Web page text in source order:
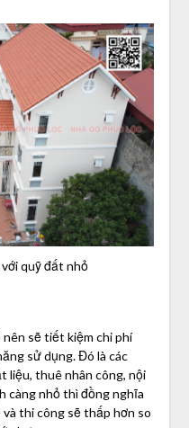
quỹ đất nhỏ
nên sẽ tiết kiệm chi phí
sử dụng. Đó là các
liệu, thuê nhân công, nội
càng nhỏ thì đồng nghĩa
thi công sẽ thấp hơn so